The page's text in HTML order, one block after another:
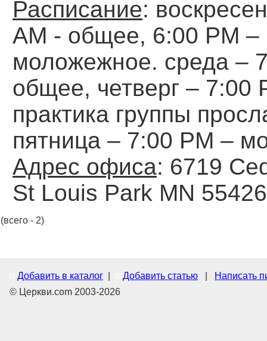
Расписание:
АМ - общее, 6:00 РМ –
моложежное. среда –
общее, четверг – 7:00
практика группы
пятница – 7:00 РМ –
Адрес офиса: 6719
St Louis Park MN 55426
(всего - 2)
Добавить в каталог Добавить статью
Написать
© Церкви.com 2003-2026